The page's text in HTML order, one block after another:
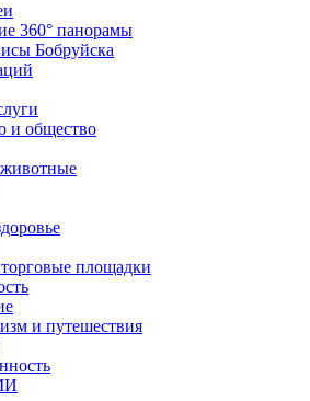
360° панорамы
Бобруйска
и общество
площадки
и путешествия